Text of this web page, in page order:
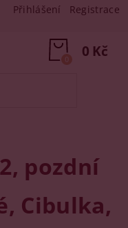
Přihlášení Registrace
0 Kč
0
pozdní
Cibulka,